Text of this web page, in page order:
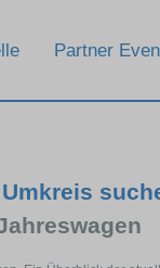
Partner